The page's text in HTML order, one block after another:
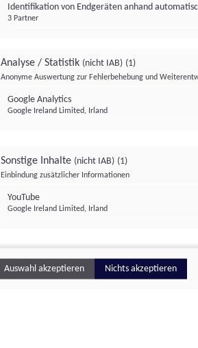
Identifikation von Endgeräten anhand
3 Partner
Analyse / Statistik (nicht IAB) (1)
Anonyme Auswertung zur Fehlerbehebung und
Google Analytics
Google Ireland Limited, Irland
Sonstige Inhalte (nicht IAB) (1)
Einbindung zusätzlicher Informationen
YouTube
Google Ireland Limited, Irland
Auswahl akzeptieren Nichts akzeptieren